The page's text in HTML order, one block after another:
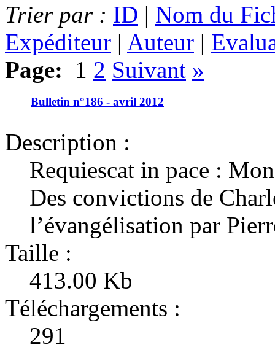
Trier par : ID | Nom du
Expéditeur | Auteur |
Page:
1 2 Suivant »
Bulletin n°186 - avril 2012
Description :
Requiescat in pace :
Des convictions de
l’évangélisation par
Taille :
413.00 Kb
Téléchargements :
291